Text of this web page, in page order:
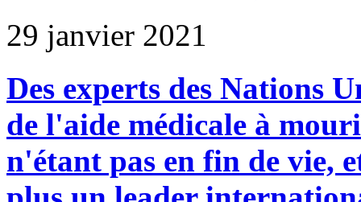
29 janvier 2021
Des experts des Nations
de l'aide médicale à
n'étant pas en fin de vie,